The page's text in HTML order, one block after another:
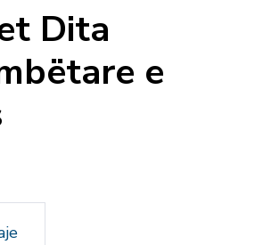
Dita
e